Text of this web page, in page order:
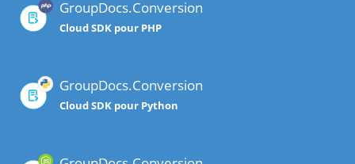
GroupDocs.Conversion
Cloud SDK pour PHP
GroupDocs.Conversion
Cloud SDK pour Python